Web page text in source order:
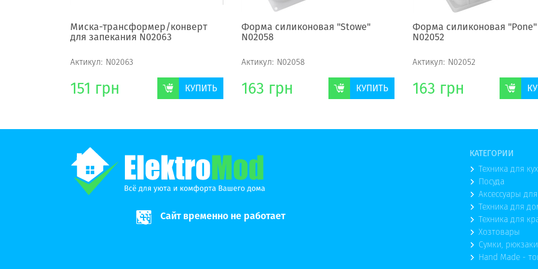
Миска-трансформер/конверт
для запекания N02063
Актикул: N02063
151 грн КУПИТЬ
Форма силиконовая "Stowe"
N02058
Актикул: N02058
163 грн КУПИТЬ
Форма силиконовая "Pone"
N02052
Актикул: N02052
163 грн
Сайт временно не работает
КАТЕГОРИИ
Техника для
Посуда
Аксессуары
Техника для
Техника для
Хозтовары
Сумки, рюкзаки
Hand Made -